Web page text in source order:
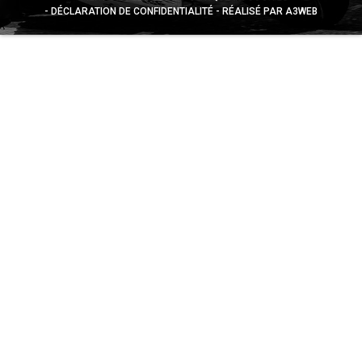
DÉCLARATION DE CONFIDENTIALITÉ
RÉALISÉ PAR A3WEB